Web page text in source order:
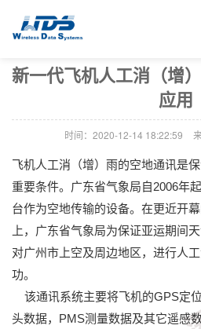
新一代飞机人工消（增
应用
时间：2020-12-14 18:22:59
飞机人工消（增）雨的空地通讯是
重要条件。广东省气象局自2006年
台作为空地传输的设备。在更近开
上，广东省气象局为保证亚运期间
对广州市上空及周边地区，进行人
功。
该通讯系统主要将飞机的GPS定
头数据，PMS测量数据及其它遥感